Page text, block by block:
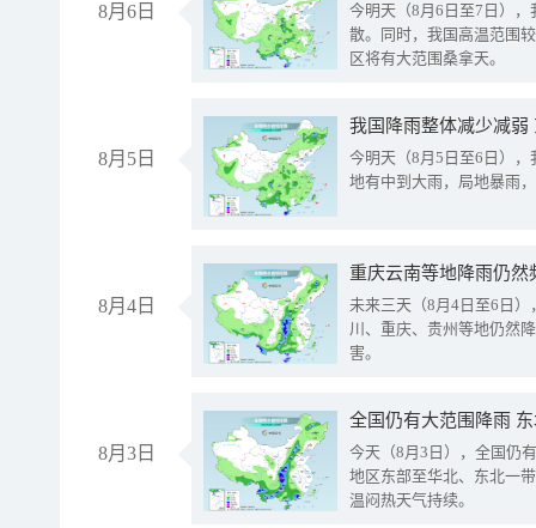
8月6日
今明天（8月6日至7日）
散。同时，我国高温范围
区将有大范围桑拿天。
8月5日
我国降雨整体减少减弱
今明天（8月5日至6日）
地有中到大雨，局地暴雨
8月4日
重庆云南等地降雨仍然
未来三天（8月4日至6日
川、重庆、贵州等地仍然
害。
8月3日
全国仍有大范围降雨
今天（8月3日），全国仍
地区东部至华北、东北一
温闷热天气持续。